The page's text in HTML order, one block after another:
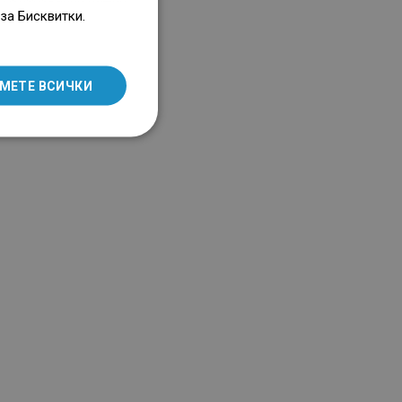
а меката и гладка
LITHUANIAN
ROMANIAN
Бисквитки.
ВСИЧКИ